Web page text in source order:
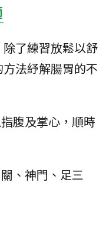
了練習放鬆以舒
法紓解腸胃的不
腹及掌心，順時
、神門、足三